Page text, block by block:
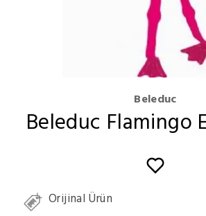
Beleduc
Beleduc Flamingo
Orijinal Ürün